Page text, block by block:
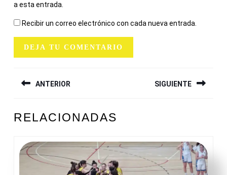
a esta entrada.
Recibir un correo electrónico con cada nueva entrada.
DE
ANTERIOR
anterior:
SIGUIENTE
entrada:
RELACIONADAS